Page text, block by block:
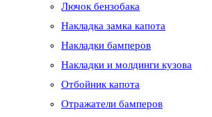
Лючок бензобака
Накладка замка капота
Накладки бамперов
Накладки и молдинги кузова
Отбойник капота
Отражатели бамперов